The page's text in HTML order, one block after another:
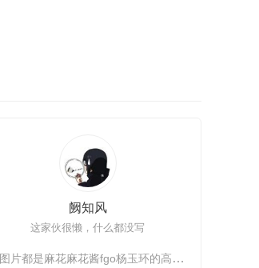
阙知风
这家伙很懒，什么都没写
图片都是麻花麻花酱fgo杨玉环的高清照片，太好看了